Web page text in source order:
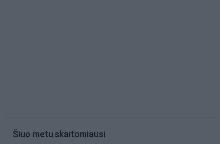
Šiuo metu skaitomiausi